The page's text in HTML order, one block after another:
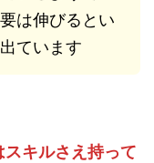
は伸びるとい
ています
キルさえ持って